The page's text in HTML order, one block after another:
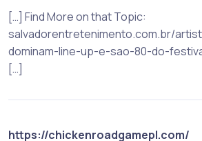
[…] Find More on that Topic:
salvadorentretenimento.com.br/
dominam-line-up-e-sao-80-do-
[…]
https://chickenroadgamepl.com/